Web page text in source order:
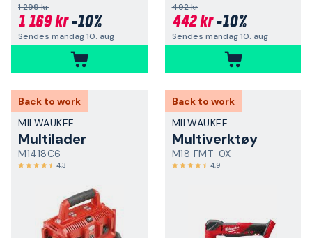
1 299 kr
1 169 kr-10%
Sendes mandag 10. aug
492 kr
442 kr-10%
Sendes mandag 10. aug
Back to work
MILWAUKEE
Multilader
M1418C6
4,3
Back to work
MILWAUKEE
Multiverktøy
M18 FMT-0X
4,9